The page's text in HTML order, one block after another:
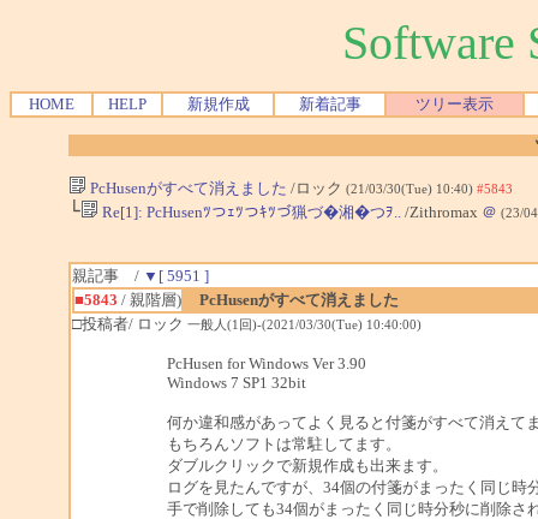
Software
HOME HELP 新規作成 新着記事 ツリー表示
PcHusenがすべて消えました /ロック (21/03/30(Tue) 10:40) #5843
└ Re[1]: PcHusenﾂつｪﾂつｷﾂづ猟づ�湘�つｦ.. /Zithromax ＠ (23/
親記事 / ▼[ 5951 ]
■5843 / 親階層)
PcHusenがすべて消えました
□投稿者/ ロック 一般人(1回)-(2021/03/30(Tue) 10:40:00)
PcHusen for Windows Ver 3.90
Windows 7 SP1 32bit
何か違和感があってよく見ると付箋がすべて消えて
もちろんソフトは常駐してます。
ダブルクリックで新規作成も出来ます。
ログを見たんですが、34個の付箋がまったく同じ時
手で削除しても34個がまったく同じ時分秒に削除さ